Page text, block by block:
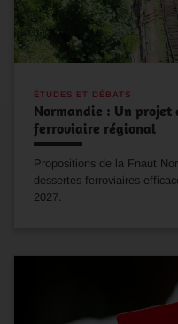
ÉTUDES ET DÉBATS
Normandie : Un projet
ferroviaire régional
Propositions de la Fnaut
dessertes ferroviaires
2027.